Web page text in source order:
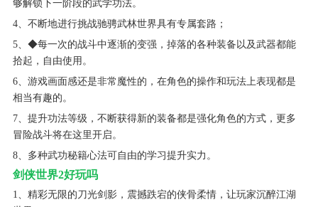
够解锁下一阶段的武学功法。
4、不断地进行挑战驰骋武林世界具有专属套路；
5、◆每一次的战斗中逐渐的变强，掉落的各种装备以及武器都能
拾起，自由使用。
6、游戏画面感还是非常魔性的，在角色的操作和玩法上表现都是
相当有趣的。
7、提升功法等级，不断获得新的装备都是强化角色的方式，更多
冒险战斗将在这里开启。
8、多种武功秘籍心法可自由的学习提升实力。
剑侠世界2好玩吗
1、精彩无限的刀光剑影，震撼跌宕的侠骨柔情，让玩家沉醉江湖